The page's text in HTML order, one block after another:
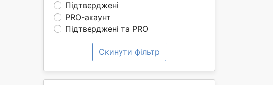
Підтверджені
PRO-акаунт
Підтверджені та PRO
Скинути фільтр